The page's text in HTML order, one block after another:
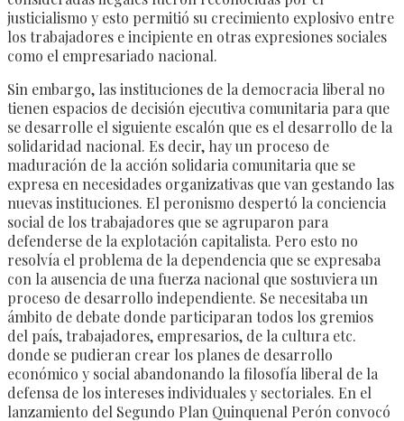
justicialismo y esto permitió su crecimiento explosivo entre
los trabajadores e incipiente en otras expresiones sociales
como el empresariado nacional.
Sin embargo, las instituciones de la democracia liberal no
tienen espacios de decisión ejecutiva comunitaria para que
se desarrolle el siguiente escalón que es el desarrollo de la
solidaridad nacional. Es decir, hay un proceso de
maduración de la acción solidaria comunitaria que se
expresa en necesidades organizativas que van gestando las
nuevas instituciones. El peronismo despertó la conciencia
social de los trabajadores que se agruparon para
defenderse de la explotación capitalista. Pero esto no
resolvía el problema de la dependencia que se expresaba
con la ausencia de una fuerza nacional que sostuviera un
proceso de desarrollo independiente. Se necesitaba un
ámbito de debate donde participaran todos los gremios
del país, trabajadores, empresarios, de la cultura etc.
donde se pudieran crear los planes de desarrollo
económico y social abandonando la filosofía liberal de la
defensa de los intereses individuales y sectoriales. En el
lanzamiento del Segundo Plan Quinquenal Perón convocó